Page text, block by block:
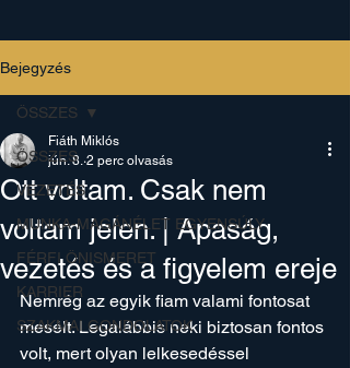
Bejegyzés
ÖSSZES
VEZETÉS
MUNKA-MAGÁNÉLET EGYENSÚLY
FÉRFI ÖNISMERET
KARRIER
SZAKMAI GONDOLATOK
ÖSSZES
Ott voltam. Csak nem
voltam jelen. | Apaság,
vezetés és a figyelem ereje
Fiáth Miklós
jún. 8. 2 perc olvasás
Nemrég az egyik fiam valami fontosat
mesélt. Legalábbis neki biztosan fontos
volt, mert olyan lelkesedéssel